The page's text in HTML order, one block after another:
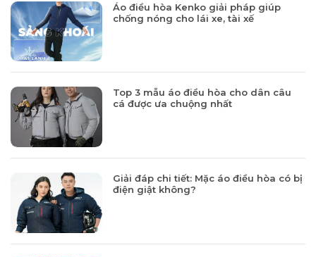
Áo điều hòa Kenko giải pháp giúp
chống nóng cho lái xe, tài xế
Top 3 mẫu áo điều hòa cho dân câu
cá được ưa chuộng nhất
Giải đáp chi tiết: Mặc áo điều hòa có bị
điện giật không?